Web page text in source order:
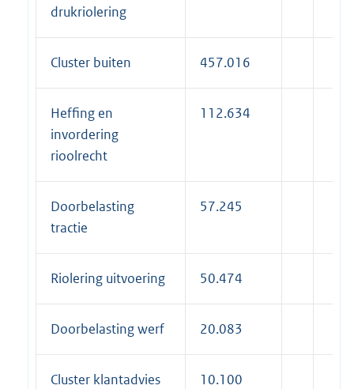
drukriolering
Cluster buiten 457.016
Heffing en
invordering
rioolrecht
112.634
Doorbelasting
tractie
57.245
Riolering uitvoering 50.474
Doorbelasting werf 20.083
Cluster klantadvies 10.100